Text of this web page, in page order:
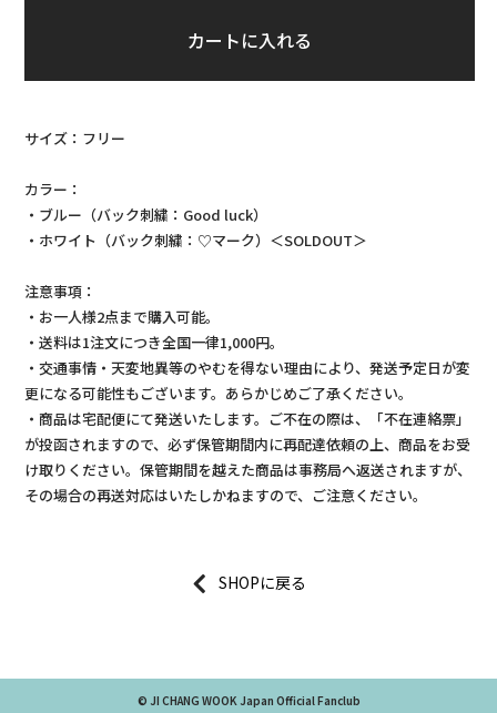
カートに入れる
サイズ：フリー
カラー：
・ブルー（バック刺繍：Good luck）
・ホワイト（バック刺繍：♡マーク）＜SOLDOUT＞
注意事項：
・お一人様2点まで購入可能。
・送料は1注文につき全国一律1,000円。
・交通事情・天変地異等のやむを得ない理由により、発送予定日が変
更になる可能性もございます。あらかじめご了承ください。
・商品は宅配便にて発送いたします。ご不在の際は、「不在連絡票」
が投函されますので、必ず保管期間内に再配達依頼の上、商品をお受
け取りください。保管期間を越えた商品は事務局へ返送されますが、
その場合の再送対応はいたしかねますので、ご注意ください。
に戻る
© JI CHANG WOOK Japan Official Fanclub